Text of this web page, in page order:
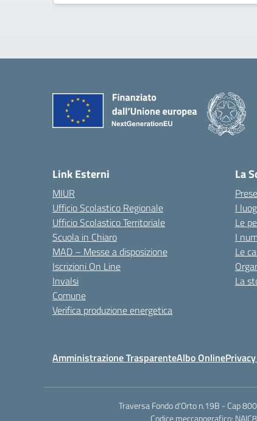
Link Esterni
MIUR
Ufficio Scolastico Regionale
Ufficio Scolastico Territoriale
Scuola in Chiaro
MAD – Messe a disposizione
Iscrizioni On Line
Invalsi
Comune
Verifica produzione energetica
La
I
Le
I
Le
La
Amministrazione TrasparenteAlbo Online
Traversa Fondo d'Orto n.19B - Cap
Codice meccanografico: